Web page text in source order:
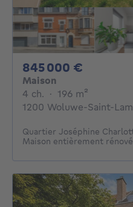
845 000 €
Maison
4 ch. 4 chambres
· 196 m²
1200 Woluwe-Saint-
Quartier Joséphine
Maison entièrement rénové